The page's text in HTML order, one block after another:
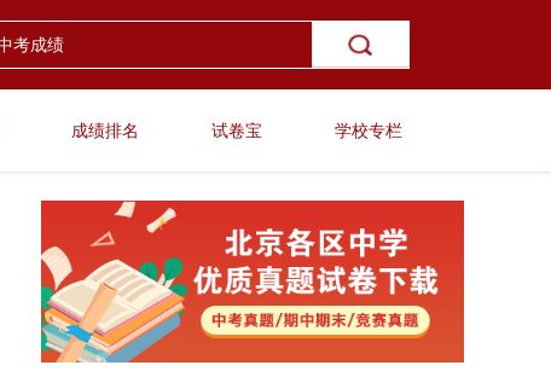
成绩排名 试卷宝 学校专栏